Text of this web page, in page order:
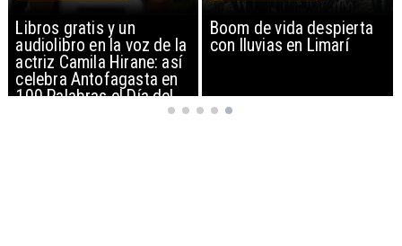
Libros gratis y un
audiolibro en la voz de la
actriz Camila Hirane: así
celebra Antofagasta en
100 Palabras el Día del
Boom de vida despierta
con lluvias en Limarí